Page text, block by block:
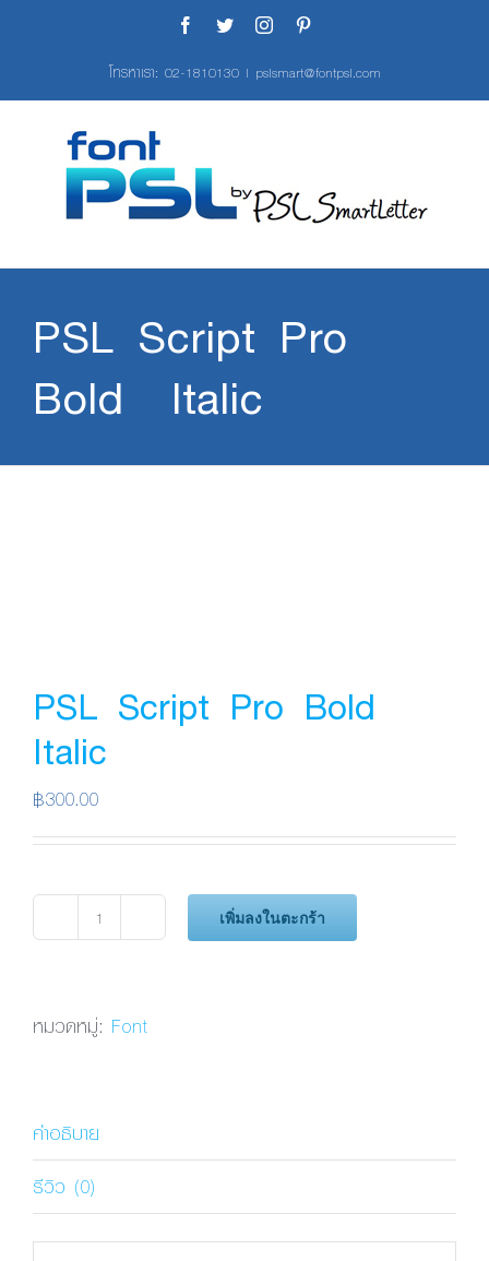
Facebook
TwitterInstagram
โทรหาเรา: 02-1810130 | pslsmart@fontpsl.com
PSL Script Pro
Bold Italic
PSL Script Pro Bold
Italic
฿300.00
จำนวน
Pro
เพิ่มลงในตะกร้า
หมวดหมู่: Font
คำอธิบาย
รีวิว (0)